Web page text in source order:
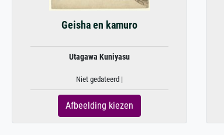
Geisha en kamuro
Utagawa Kuniyasu
Niet gedateerd |
Afbeelding kiezen